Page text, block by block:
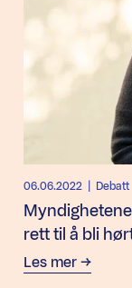
06.06.2022 | Debatt
rett til å bli
Les mer